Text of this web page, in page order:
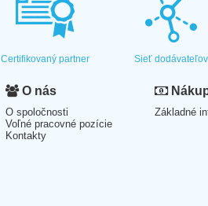
Certifikovaný partner Sieť dodávateľov
O nás
O spoločnosti
Voľné pracovné pozície
Kontakty
Základné